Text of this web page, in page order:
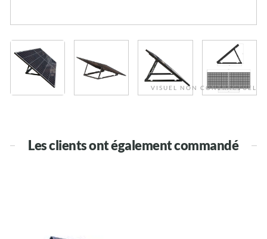
VISUEL NON CONTRACTUEL
Les clients ont également commandé